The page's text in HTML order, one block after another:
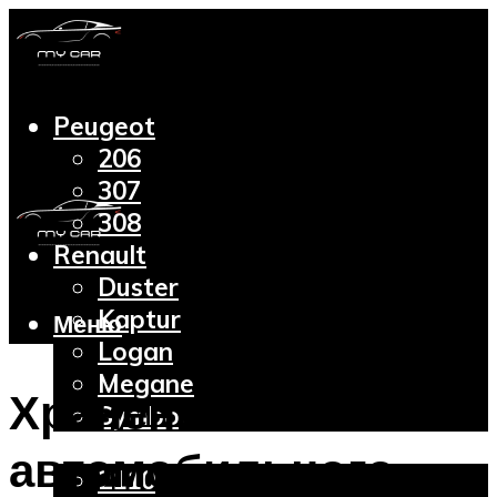
Peugeot
206
307
308
Renault
Duster
Kaptur
Logan
Megane
Symbol
2110
Меню
Хранение
автомобильного